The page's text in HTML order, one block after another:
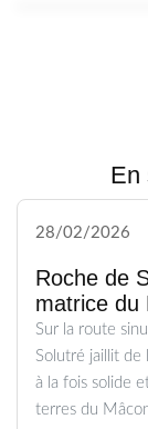
En
28/02/2026
Roche de
matrice du
Sur la route
Solutré jaillit de
à la fois solide
terres du